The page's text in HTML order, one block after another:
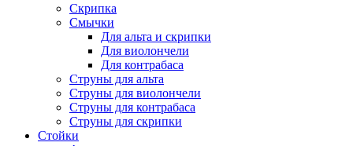
Скрипка
Смычки
Для альта и скрипки
Для виолончели
Для контрабаса
Струны для альта
Струны для виолончели
Струны для контрабаса
Струны для скрипки
Стойки